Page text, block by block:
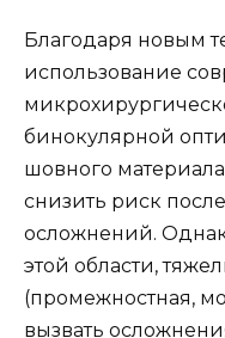
Благодаря новым
использование
бинокулярной
шовного
снизить риск
осложнений.
этой области,
(промежностная,
вызвать